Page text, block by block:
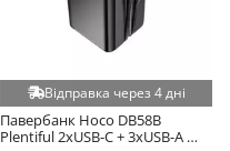
Відправка через 4 дні
Павербанк Hoco DB58B
Plentiful 2xUSB-C + 3xUSB-A